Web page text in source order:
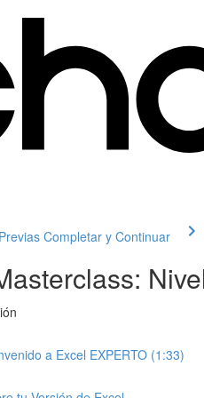
Completar y Continuar
a Excel EXPERTO (1:33)